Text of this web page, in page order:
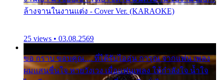
ล้างจานในงานแต่ง - Cover Ver. (KARAOKE)
25 views • 03.08.2569
ขอ กราบ ขอบคุณ.... ที่ได้รับไออุ่น การุณ จากแฟน เพลง
ผมแสนชื่นใจ หายวังเวง เมื่อแฟนเพลง ให้กำลังใจ น้ำใจ